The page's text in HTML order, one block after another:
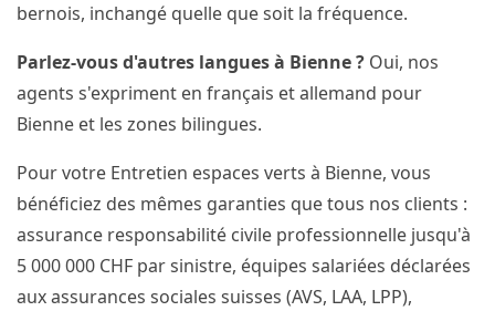
bernois, inchangé quelle que soit la fréquence.
Parlez-vous d'autres langues à Bienne ? Oui, nos
agents s'expriment en français et allemand pour
Bienne et les zones bilingues.
Pour votre Entretien espaces verts à Bienne, vous
bénéficiez des mêmes garanties que tous nos clients :
assurance responsabilité civile professionnelle jusqu'à
5 000 000 CHF par sinistre, équipes salariées déclarées
aux assurances sociales suisses (AVS, LAA, LPP),